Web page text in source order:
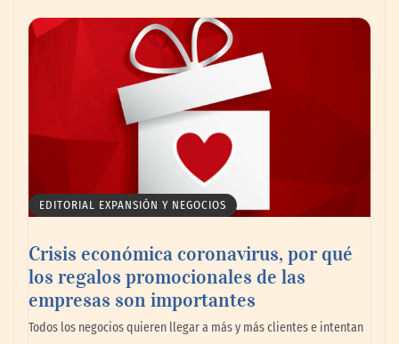
AMANAC celebra su 39 aniversario
impulsando la colaboración en el sector
La omnicanalidad redefine la forma de
EDITORIAL EXPANSIÓN Y NEGOCIOS
Crisis económica coronavirus, por qué
los regalos promocionales de las
empresas son importantes
Todos los negocios quieren llegar a más y más clientes e intentan